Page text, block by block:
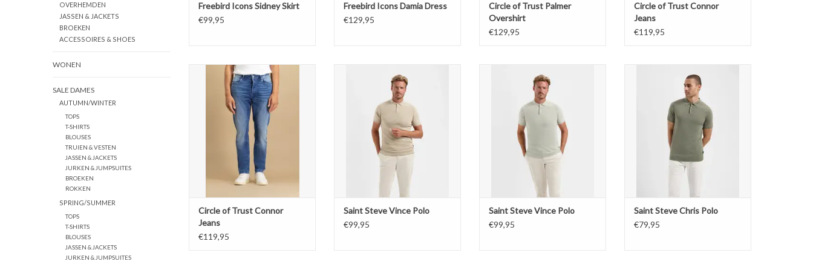
OVERHEMDEN
JASSEN & JACKETS
BROEKEN
ACCESSOIRES & SHOES
WONEN
SALE DAMES
AUTUMN/WINTER
TOPS
T-SHIRTS
BLOUSES
TRUIEN & VESTEN
JASSEN & JACKETS
JURKEN & JUMPSUITES
BROEKEN
ROKKEN
SPRING/SUMMER
TOPS
T-SHIRTS
BLOUSES
JASSEN & JACKETS
JURKEN & JUMPSUITES
Freebird Icons Sidney Skirt
€99,95
Freebird Icons Damia Dress
€129,95
Circle of Trust Palmer
Overshirt
€129,95
Circle of Trust Connor
Jeans
€119,95
Circle of Trust Connor Jeans
TOEVOEGEN AAN WINKELWAGEN
Circle of Trust Connor
Jeans
€119,95
Saint Steve Vince Polo
€99,95
Saint Steve Vince Polo
€99,95
TOEVOEGEN AAN WINKELWAGEN
Saint Steve Chris Polo
€79,95